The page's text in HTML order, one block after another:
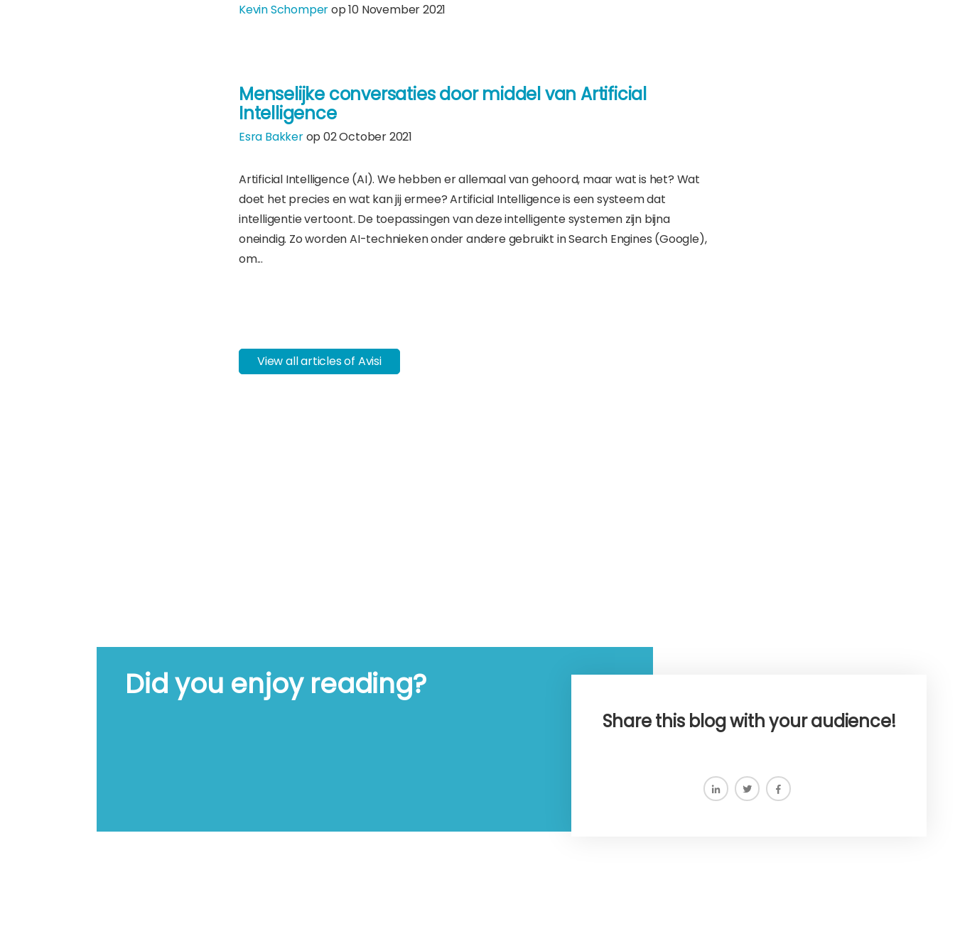
Kevin Schomperop 10 November 2021
Menselijke conversaties door middel van Artificial
Intelligence
Esra Bakkerop 02 October 2021
Artificial Intelligence (AI). We hebben er allemaal van gehoord, maar wat is het? Wat
doet het precies en wat kan jij ermee? Artificial Intelligence is een systeem dat
intelligentie vertoont. De toepassingen van deze intelligente systemen zijn bijna
oneindig. Zo worden AI-technieken onder andere gebruikt in Search Engines (Google),
om...
View all articles of Avisi
Did you enjoy reading?
Share this blog with your audience!